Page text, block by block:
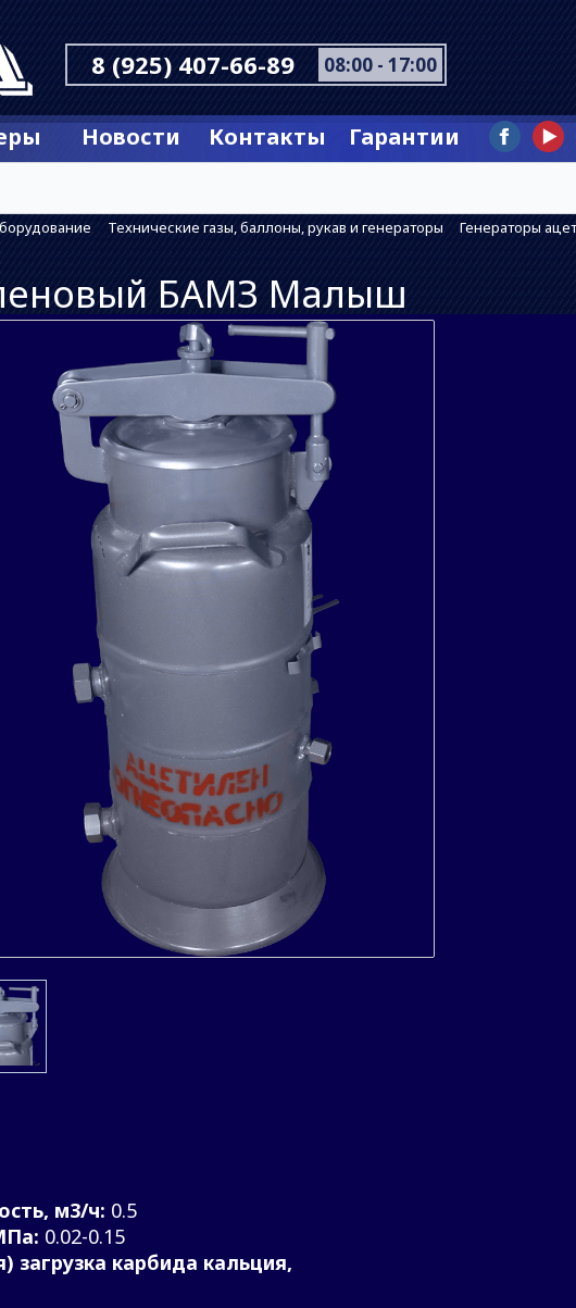
8 (925) 407-66-89 08:00 - 17:00
Новости Контакты Гарантии
Технические газы, баллоны, рукав и генераторы
Генераторы
БАМЗ Малыш
м3/ч: 0.5
0.02-0.15
карбида кальция,